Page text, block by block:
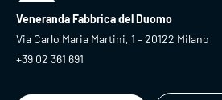
Veneranda Fabbrica del Duomo
Via Carlo Maria Martini, 1 – 20122 Milano
+39 02 361 691